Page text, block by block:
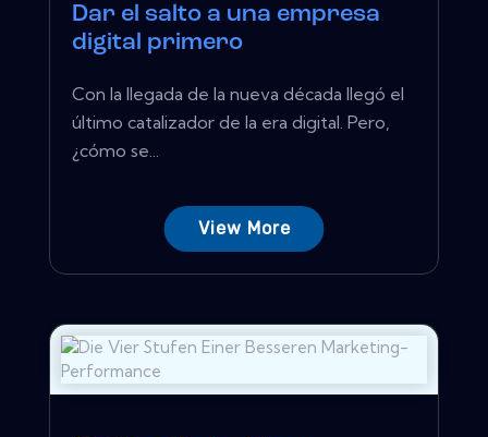
Dar el salto a una empresa
digital primero
Con la llegada de la nueva década llegó el
último catalizador de la era digital. Pero,
¿cómo se...
View More